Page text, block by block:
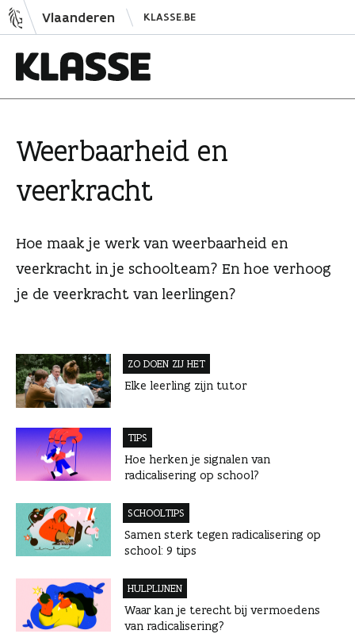
N
a
Vlaanderen KLASSE.BE
s
e
Weerbaarheid en
veerkracht
Hoe maak je werk van weerbaarheid en
veerkracht in je schoolteam? En hoe verhoog
je de veerkracht van leerlingen?
ZO DOEN ZIJ HET
Elke leerling zijn tutor
TIPS
Hoe herken je signalen van
radicalisering op school?
SCHOOLTIPS
Samen sterk tegen radicalisering op
school: 9 tips
HULPLIJNEN
Waar kan je terecht bij vermoedens
van radicalisering?